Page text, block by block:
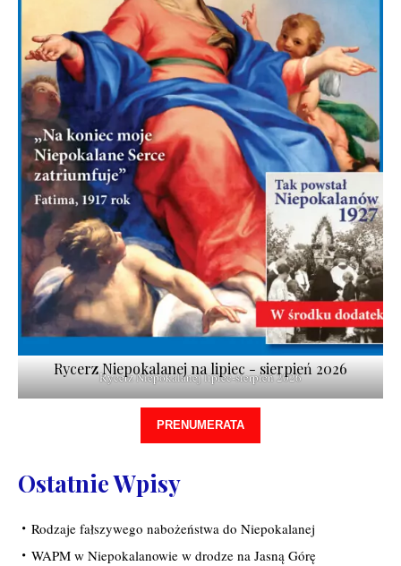
Rycerz Niepokalanej lipiec-sierpień 2026
Rycerz Niepokalanej na lipiec - sierpień 2026
PRENUMERATA
Ostatnie Wpisy
Rodzaje fałszywego nabożeństwa do Niepokalanej
WAPM w Niepokalanowie w drodze na Jasną Górę